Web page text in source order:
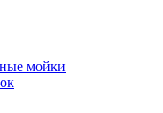
мойки